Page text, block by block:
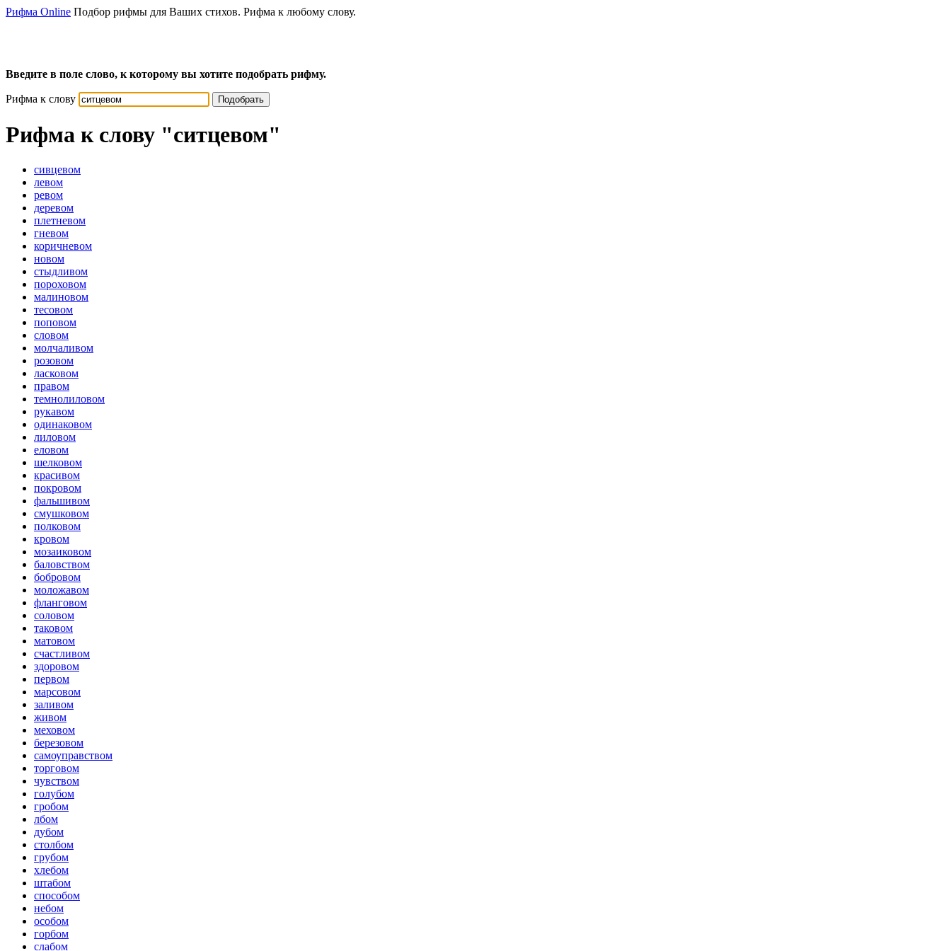
Рифма Online Подбор рифмы для Ваших стихов. Рифма к любому слову.
Введите в поле слово, к которому вы хотите подобрать рифму.
Рифма к слову Подобрать
Рифма к слову "ситцевом"
сивцевом
левом
ревом
деревом
плетневом
гневом
коричневом
новом
стыдливом
пороховом
малиновом
тесовом
поповом
словом
молчаливом
розовом
ласковом
правом
темнолиловом
рукавом
одинаковом
лиловом
еловом
шелковом
красивом
покровом
фальшивом
смушковом
полковом
кровом
мозаиковом
баловством
бобровом
моложавом
фланговом
соловом
таковом
матовом
счастливом
здоровом
первом
марсовом
заливом
живом
меховом
березовом
самоуправством
торговом
чувством
голубом
гробом
лбом
дубом
столбом
грубом
хлебом
штабом
способом
небом
особом
горбом
слабом